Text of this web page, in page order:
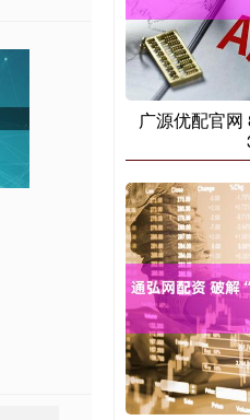
广源优配官